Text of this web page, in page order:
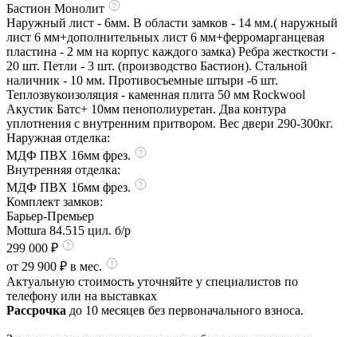
Бастион Монолит
Наружный лист - 6мм. В области замков - 14 мм.( наружный
лист 6 мм+дополнительных лист 6 мм+ферромарганцевая
пластина - 2 мм на корпус каждого замка) Ребра жесткости -
20 шт. Петли - 3 шт. (производство Бастион). Стальной
наличник - 10 мм. Противосъемные штыри -6 шт.
Теплозвукоизоляция - каменная плита 50 мм Rockwool
Акустик Батс+ 10мм пенополиуретан. Два контура
уплотнения с внутренним притвором. Вес двери 290-300кг.
Наружная отделка:
МДФ ПВХ 16мм фрез.
Внутренняя отделка:
МДФ ПВХ 16мм фрез.
Комплект замков:
Барьер-Премьер
Mottura 84.515 цил. б/р
299 000 ₽
от 29 900 ₽ в мес.
Актуальную стоимость уточняйте у специалистов по
телефону или на выставках
Рассрочка до 10 месяцев без первоначального взноса.